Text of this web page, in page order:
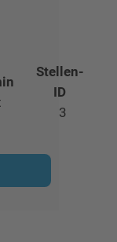
Stellen-
ID
3